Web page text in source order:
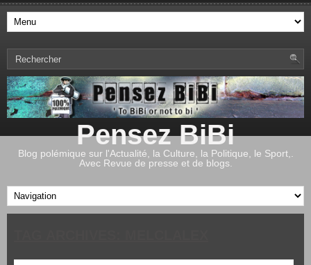
Pensez BiBi
Blog polémique sur l'Actualité, la Culture, la Politique, le Sport,.
Avec Revue de presse et de blogs.